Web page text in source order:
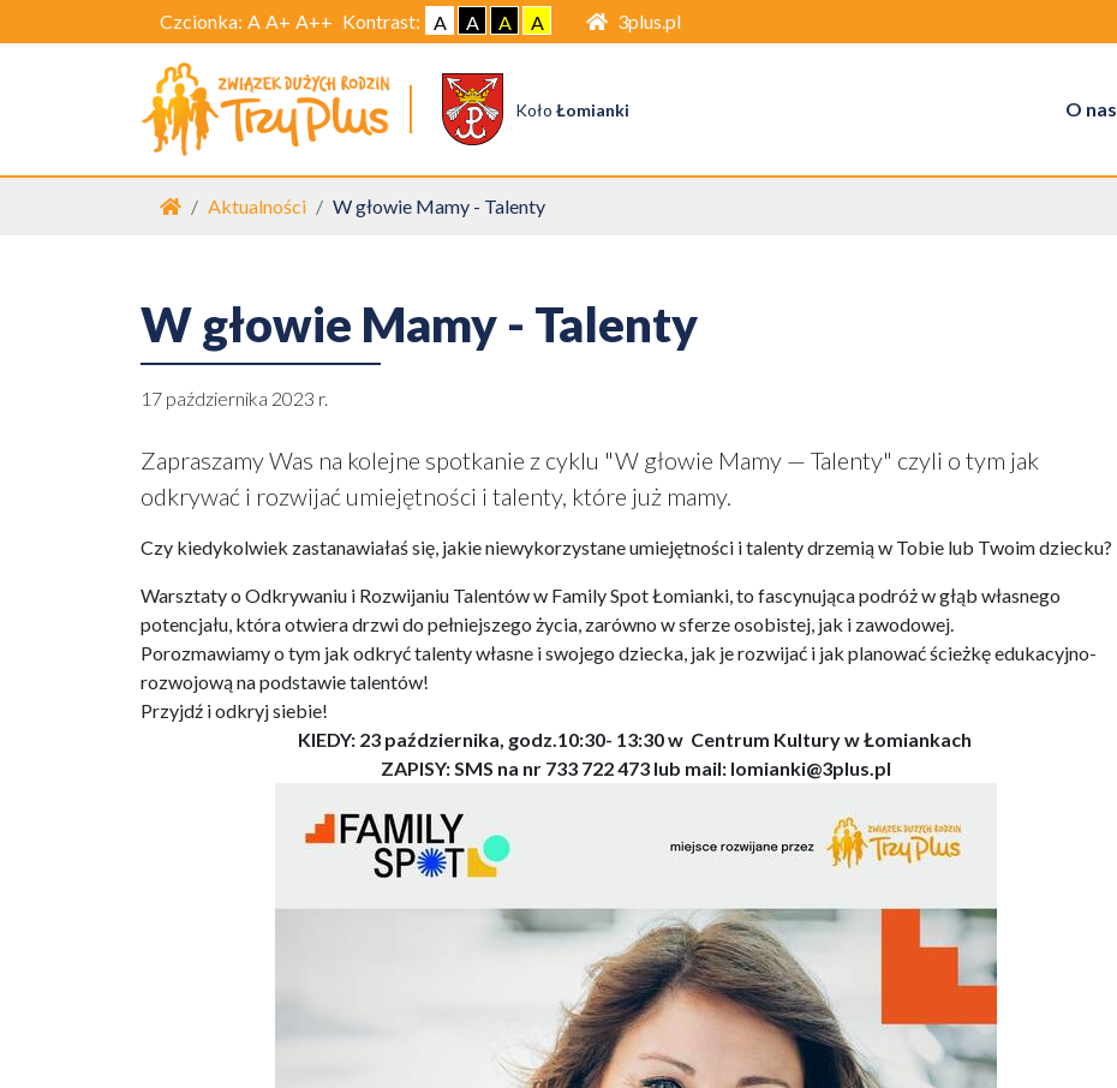
Czcionka: A A+ A++ Kontrast: A A A A 3plus.pl
KołoŁomianki O nas
Strona główna
Aktualności W głowie Mamy - Talenty
W głowie Mamy - Talenty
17 października 2023 r.
Zapraszamy Was na kolejne spotkanie z cyklu "W głowie Mamy — Talenty" czyli o tym jak
odkrywać i rozwijać umiejętności i talenty, które już mamy.
Czy kiedykolwiek zastanawiałaś się, jakie niewykorzystane umiejętności i talenty drzemią w Tobie lub Twoim dziecku?
Warsztaty o Odkrywaniu i Rozwijaniu Talentów w Family Spot Łomianki, to fascynująca podróż w głąb własnego
potencjału, która otwiera drzwi do pełniejszego życia, zarówno w sferze osobistej, jak i zawodowej.
Porozmawiamy o tym jak odkryć talenty własne i swojego dziecka, jak je rozwijać i jak planować ścieżkę edukacyjno-
rozwojową na podstawie talentów!
Przyjdź i odkryj siebie!
KIEDY: 23 października, godz.10:30- 13:30 w Centrum Kultury w Łomiankach
ZAPISY: SMS na nr 733 722 473 lub mail: lomianki@3plus.pl